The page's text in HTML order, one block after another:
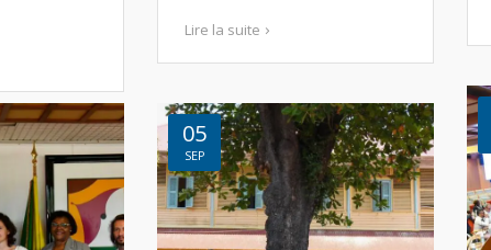
Lire la suite
05
SEP